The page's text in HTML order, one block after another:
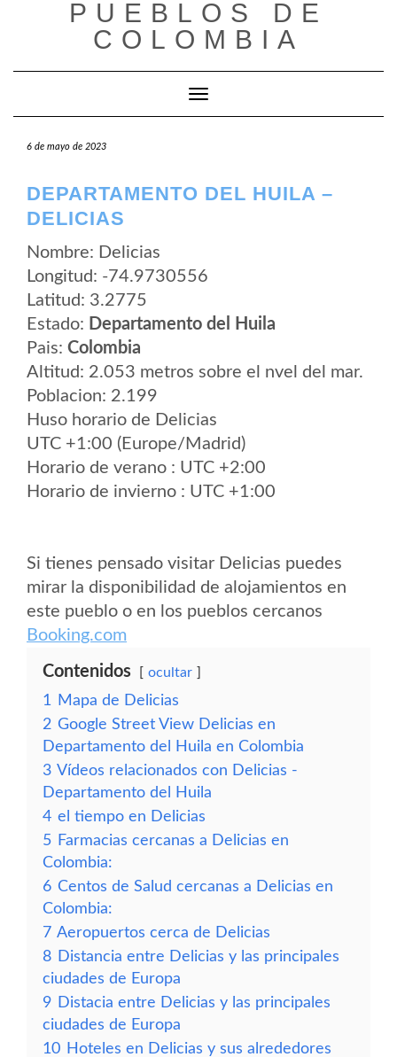
PUEBLOS DE
COLOMBIA
Cambiar modo de navegación
6 de mayo de 2023
DEPARTAMENTO DEL HUILA –
DELICIAS
Nombre: Delicias
Longitud: -74.9730556
Latitud: 3.2775
Estado: Departamento del Huila
Pais: Colombia
Altitud: 2.053 metros sobre el nvel del mar.
Poblacion: 2.199
Huso horario de Delicias
UTC +1:00 (Europe/Madrid)
Horario de verano : UTC +2:00
Horario de invierno : UTC +1:00
Si tienes pensado visitar Delicias puedes
mirar la disponibilidad de alojamientos en
este pueblo o en los pueblos cercanos
Booking.com
Contenidos ocultar
1
Mapa de Delicias
2 Google Street View Delicias en
Departamento del Huila en Colombia
3 Vídeos relacionados con Delicias -
Departamento del Huila
4 el tiempo en Delicias
5 Farmacias cercanas a Delicias en
Colombia:
6 Centos de Salud cercanas a Delicias en
Colombia:
7 Aeropuertos cerca de Delicias
8 Distancia entre Delicias y las principales
ciudades de Europa
9 Distacia entre Delicias y las principales
ciudades de Europa
10 Hoteles en Delicias y sus alrededores